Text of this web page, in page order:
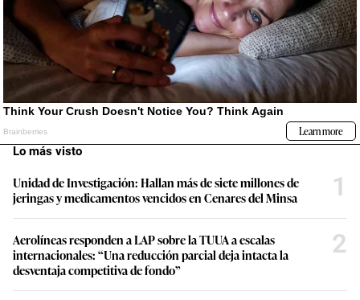
Lo más visto
Unidad de Investigación: Hallan más de siete millones de
jeringas y medicamentos vencidos en Cenares del Minsa
1
Aerolíneas responden a LAP sobre la TUUA a escalas
internacionales: “Una reducción parcial deja intacta la
desventaja competitiva de fondo”
2